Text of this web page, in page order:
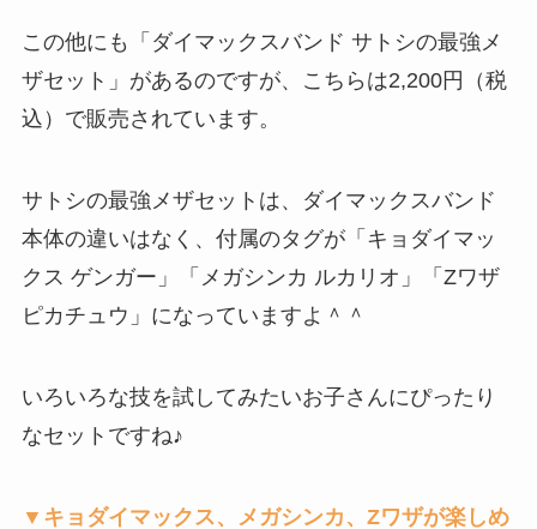
この他にも「ダイマックスバンド サトシの最強メ
ザセット」があるのですが、こちらは2,200円（税
込）で販売されています。
サトシの最強メザセットは、ダイマックスバンド
本体の違いはなく、付属のタグが「キョダイマッ
クス ゲンガー」「メガシンカ ルカリオ」「Zワザ
ピカチュウ」になっていますよ＾＾
いろいろな技を試してみたいお子さんにぴったり
なセットですね♪
▼キョダイマックス、メガシンカ、Zワザが楽しめ